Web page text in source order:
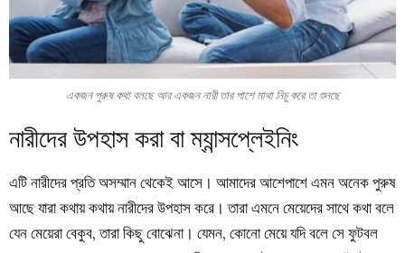
একজন পুরুষ কথা বলছে আর একজন নারী তার পাশে মাথা নিচু করে তা শুনছে
নারীদের উপহাস করা বা ম্যান্সপ্লেইনিং
এটি নারীদের প্রতি অসম্মান থেকেই আসে। আমাদের আশেপাশে এমন অনেক পুরুষ
আছে যারা কথায় কথায় নারীদের উপহাস করে। তারা এমনে মেয়েদের সাথে কথা বলে
যেন মেয়েরা বেকুব, তারা কিছু বোঝেনা। যেমন, কোনো মেয়ে যদি বলে সে ফুটবল